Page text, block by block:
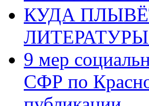
КУДА
9 мер
СФР по